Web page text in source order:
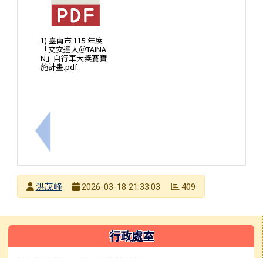
上一筆：115年度跟蹤騷擾防制宣導影片首映及有獎
1) 臺南市 115 年度
「交安達人＠TAINA
N」自行車大獎賽實
施計畫.pdf
發布者洪茂峰
2026-03-18 21:33:03 409
左邊區域內容 行政處室